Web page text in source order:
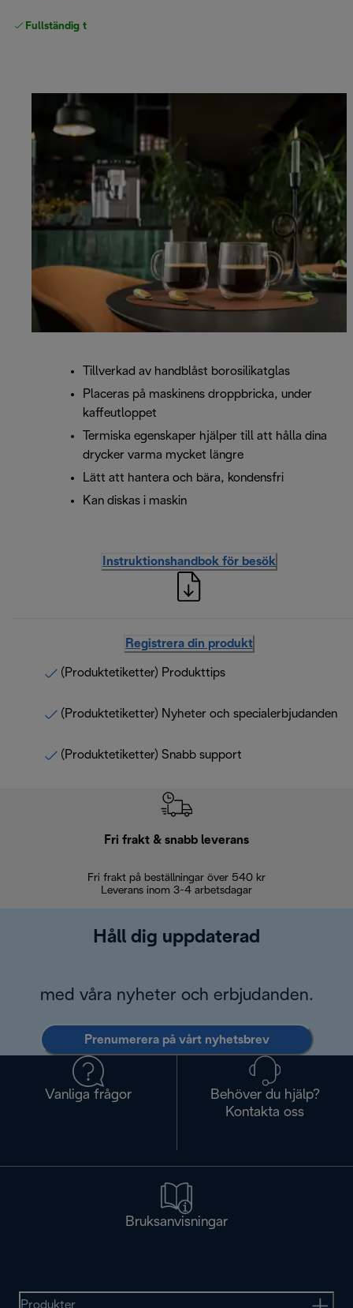
Fullständig tillverkargaranti
Tillverkad av handblåst borosilikatglas
Placeras på maskinens droppbricka, under
kaffeutloppet
Termiska egenskaper hjälper till att hålla dina
drycker varma mycket längre
Lätt att hantera och bära, kondensfri
Kan diskas i maskin
Instruktionshandbok för besök
Registrera din produkt
(Produktetiketter) Produkttips
(Produktetiketter) Nyheter och specialerbjudanden
(Produktetiketter) Snabb support
Fri frakt & snabb leverans
Fri frakt på beställningar över 540 kr
Leverans inom 3-4 arbetsdagar
Håll dig uppdaterad
med våra nyheter och erbjudanden.
Prenumerera på vårt nyhetsbrev
Vanliga frågor
Behöver du hjälp?
Kontakta oss
Bruksanvisningar
Produkter